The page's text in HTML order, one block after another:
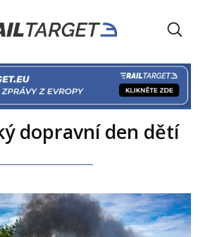
dopravní den dětí